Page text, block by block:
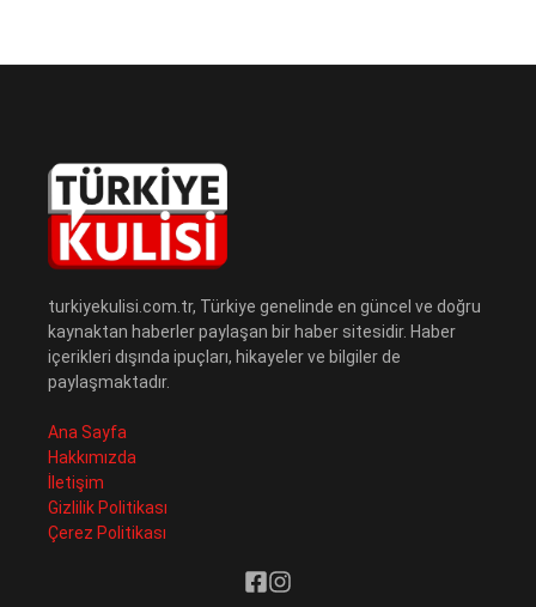
turkiyekulisi.com.tr, Türkiye genelinde en güncel ve doğru
kaynaktan haberler paylaşan bir haber sitesidir. Haber
içerikleri dışında ipuçları, hikayeler ve bilgiler de
paylaşmaktadır.
Ana Sayfa
Hakkımızda
İletişim
Gizlilik Politikası
Çerez Politikası